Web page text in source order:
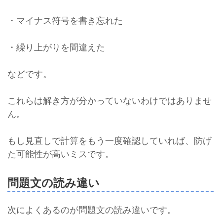
・マイナス符号を書き忘れた
・繰り上がりを間違えた
などです。
これらは解き方が分かっていないわけではありませ
ん。
もし見直しで計算をもう一度確認していれば、防げ
た可能性が高いミスです。
問題文の読み違い
次によくあるのが問題文の読み違いです。